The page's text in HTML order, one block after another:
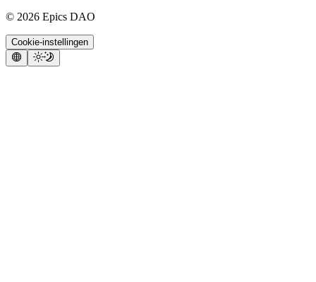
© 2026 Epics DAO
Cookie-instellingen